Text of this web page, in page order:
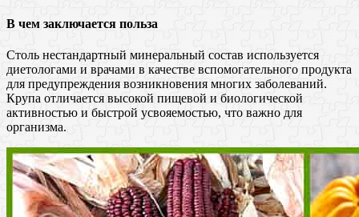
В чем заключается польза
Столь нестандартный минеральный состав используется
диетологами и врачами в качестве вспомогательного продукта
для предупреждения возникновения многих заболеваний.
Крупа отличается высокой пищевой и биологической
активностью и быстрой усвояемостью, что важно для
организма.